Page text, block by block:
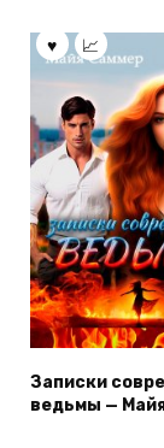
Записки
ведьмы —